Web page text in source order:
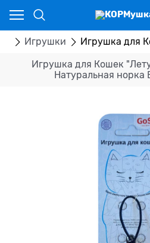
Игрушки Игрушка для
Игрушка для Кошек
Натуральная норка
Ваш город - Костанай,
угадали?
НЕТ